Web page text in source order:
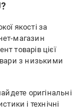
якості за
магазин
товарів цієї
з низькими
оригінальні
і технічні